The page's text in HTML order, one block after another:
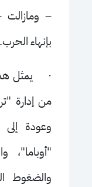
–ومازالت
بإنهاء الحرب.
· يمثل
من إدارة
وعودة إلى
"أوباما"،
والضغوط